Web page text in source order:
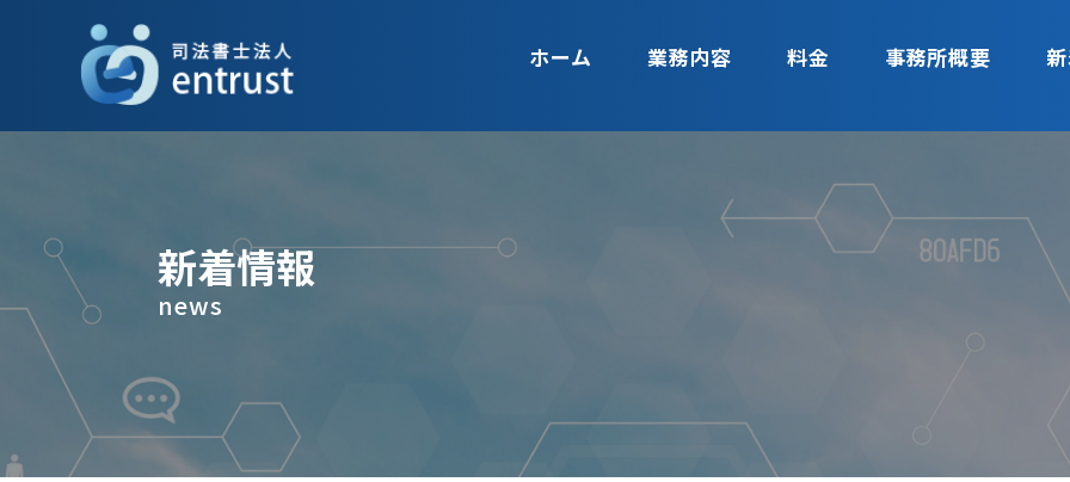
ホーム 業務内容 料金 事務所概要
新着情報
news